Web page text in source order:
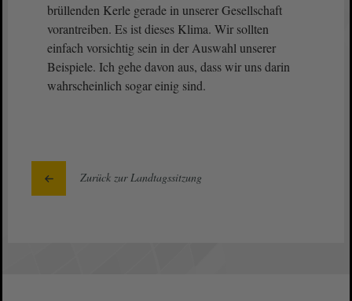
brüllenden Kerle gerade in unserer Gesellschaft
vorantreiben. Es ist dieses Klima. Wir sollten
einfach vorsichtig sein in der Auswahl unserer
Beispiele. Ich gehe davon aus, dass wir uns darin
wahrscheinlich sogar einig sind.
Zurück zur Landtagssitzung